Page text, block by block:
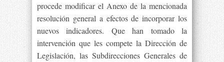
procede modificar el Anexo de la mencionada
resolución general a efectos de incorporar los
nuevos indicadores. Que han tomado la
intervención que les compete la Dirección de
Legislación, las Subdirecciones Generales de